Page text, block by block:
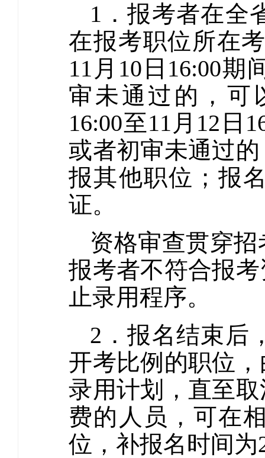
1．报考者在全
在报考职位所在
11月10日16:00
审未通过的，可
16:00至11月12日
或者初审未通过
报其他职位；报
证。
资格审查贯穿
报考者不符合报
止录用程序。
2．报名结束后
开考比例的职位
录用计划，直至
费的人员，可在
位，补报名时间为